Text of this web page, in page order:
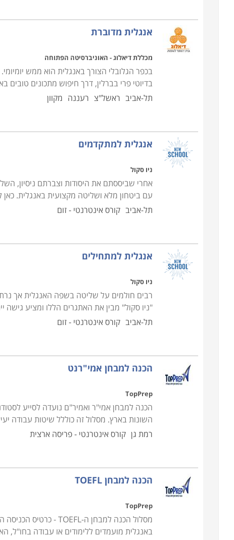
אנגלית מדוברת
מכללת דיאלוג - האוניברסיטה הפתוחה
בכפר הגלובלי הצורך באנגלית הוא ממש
בדיוטי פרי בברלין, דרך חיפוש מתכונים טובים
תל-אביב ראשל"צ רעננה מקוון
אנגלית למתקדמים
ניו סקול
אחרי שביססתם את היסודות וצברתם ניסיון,
עם ביטחון מלא ושליטה מקצועית באנגלית.
תל-אביב קורס אינטרנטי - זום
אנגלית למתחילים
ניו סקול
רבים חולמים על שליטה בשפה האנגלית אך
"ניו סקול" מבין את האתגרים הללו ומציע גישה
תל-אביב קורס אינטרנטי - זום
הכנה למבחן אמי"רנט
TopPrep
הכנה למבחן אמי"ר ואמיר"ם נועדה לסייע
השונות בארץ. מסלול זה כוללל שיטות עבודה
רמת גן קורס אינטרנטי - פריסה ארצית
הכנה למבחן TOEFL
TopPrep
באנגלית מועמדים ללימודים או עבודה בחו"ל,